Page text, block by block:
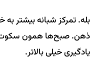
بله. تمرکز شبانه بیشتر
ذهن. صبح‌ها همون سکوت
یادگیری خیلی بالاتر.